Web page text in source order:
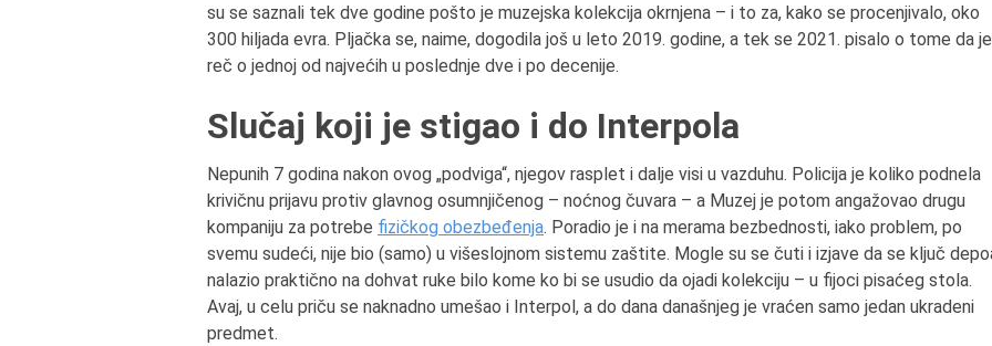
su se saznali tek dve godine pošto je muzejska kolekcija okrnjena – i to za, kako se procenjivalo, oko
300 hiljada evra. Pljačka se, naime, dogodila još u leto 2019. godine, a tek se 2021. pisalo o tome da je
reč o jednoj od najvećih u poslednje dve i po decenije.
Slučaj koji je stigao i do Interpola
Nepunih 7 godina nakon ovog „podviga“, njegov rasplet i dalje visi u vazduhu. Policija je koliko podnela
krivičnu prijavu protiv glavnog osumnjičenog – noćnog čuvara – a Muzej je potom angažovao drugu
kompaniju za potrebe fizičkog obezbeđenja. Poradio je i na merama bezbednosti, iako problem, po
svemu sudeći, nije bio (samo) u višeslojnom sistemu zaštite. Mogle su se čuti i izjave da se ključ
nalazio praktično na dohvat ruke bilo kome ko bi se usudio da ojadi kolekciju – u fijoci pisaćeg stola.
Avaj, u celu priču se naknadno umešao i Interpol, a do dana današnjeg je vraćen samo jedan ukradeni
predmet.